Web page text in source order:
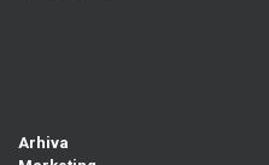
Arhiva